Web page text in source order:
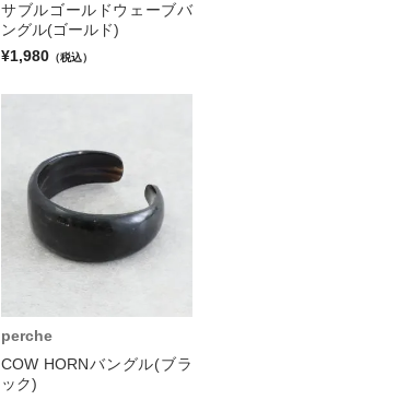
サブルゴールドウェーブバ
ングル(ゴールド)
¥1,980 （税込）
perche
COW HORNバングル(ブラ
ック)